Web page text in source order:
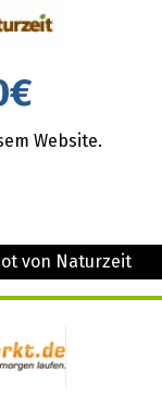
Website.
von Naturzeit